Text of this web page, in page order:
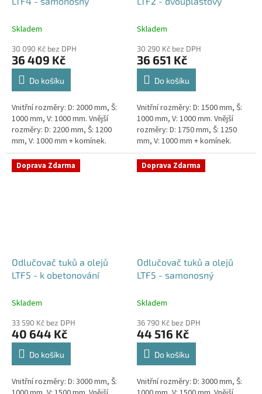
Skladem
30 090 Kč bez DPH
36 409 Kč
Do košíku
Vnitřní rozměry: D: 2000 mm, Š:
1000 mm, V: 1000 mm. Vnější
rozměry: D: 2200 mm, Š: 1200
mm, V: 1000 mm + komínek.
Lapák tuků do 4l/s nebo 600
jídel denně Průměr a umístění...
Skladem
30 290 Kč bez DPH
36 651 Kč
Do košíku
Vnitřní rozměry: D: 1500 mm, Š:
1000 mm, V: 1000 mm. Vnější
rozměry: D: 1750 mm, Š: 1250
mm, V: 1000 mm + komínek.
Lapák tuků do 2l/s nebo 250
jídel denně Průměr a umístění...
Doprava Zdarma
Odlučovač tuků a olejů
LTF5 - k obetonování
Skladem
33 590 Kč bez DPH
40 644 Kč
Do košíku
Vnitřní rozměry: D: 3000 mm, Š:
Doprava Zdarma
Odlučovač tuků a olejů
LTF5 - samonosný
Skladem
36 790 Kč bez DPH
44 516 Kč
Do košíku
Vnitřní rozměry: D: 3000 mm, Š: